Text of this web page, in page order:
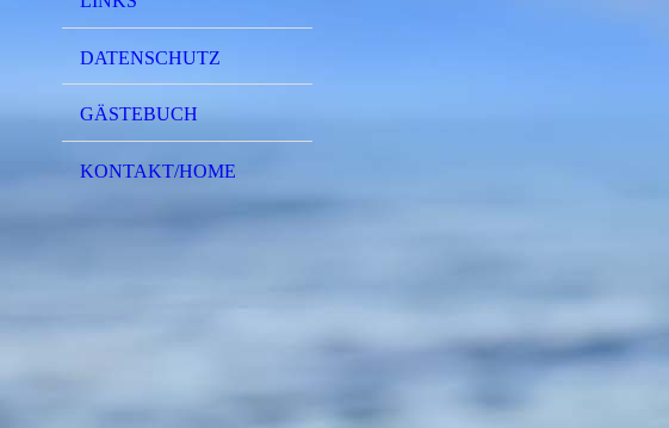
DATENSCHUTZ
GÄSTEBUCH
KONTAKT/HOME